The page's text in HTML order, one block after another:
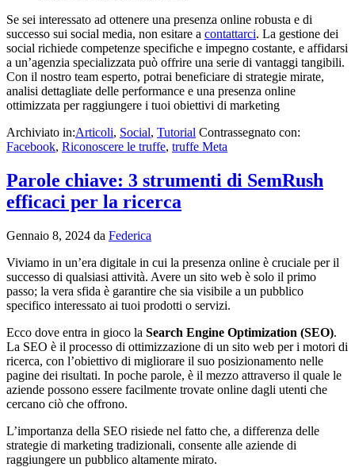
Se sei interessato ad ottenere una presenza online robusta e di
successo sui social media, non esitare a contattarci. La gestione dei
social richiede competenze specifiche e impegno costante, e affidarsi
a un’agenzia specializzata può offrire una serie di vantaggi tangibili.
Con il nostro team esperto, potrai beneficiare di strategie mirate,
analisi dettagliate delle performance e una presenza online
ottimizzata per raggiungere i tuoi obiettivi di marketing
Archiviato in:Articoli, Social, Tutorial Contrassegnato con:
Facebook, Riconoscere le truffe, truffe Meta
Parole chiave: 3 strumenti di SemRush
efficaci per la ricerca
Gennaio 8, 2024 da Federica
Viviamo in un’era digitale in cui la presenza online è cruciale per il
successo di qualsiasi attività. Avere un sito web è solo il primo
passo; la vera sfida è garantire che sia visibile a un pubblico
specifico interessato ai tuoi prodotti o servizi.
Ecco dove entra in gioco la Search Engine Optimization (SEO).
La SEO è il processo di ottimizzazione di un sito web per i motori di
ricerca, con l’obiettivo di migliorare il suo posizionamento nelle
pagine dei risultati. In poche parole, è il mezzo attraverso il quale le
aziende possono essere facilmente trovate online dagli utenti che
cercano ciò che offrono.
L’importanza della SEO risiede nel fatto che, a differenza delle
strategie di marketing tradizionali, consente alle aziende di
raggiungere un pubblico altamente mirato.